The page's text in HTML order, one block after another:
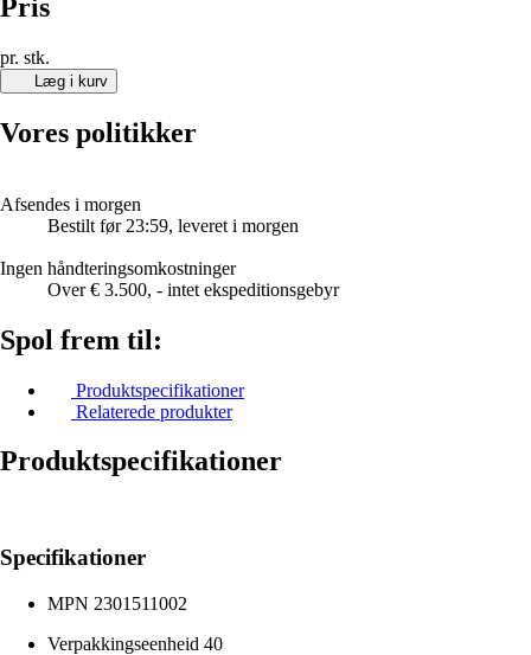
Pris
pr. stk.
Læg i kurv
Vores politikker
Afsendes i morgen
Bestilt før 23:59, leveret i morgen
Ingen håndteringsomkostninger
Over € 3.500, - intet ekspeditionsgebyr
Spol frem til:
Produktspecifikationer
Relaterede produkter
Produktspecifikationer
Specifikationer
MPN 2301511002
Verpakkingseenheid 40